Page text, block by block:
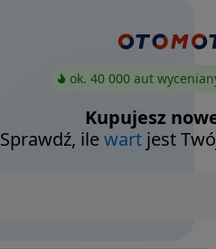
ok. 40 000 aut
Kupujesz
Sprawdź, ilewart jest